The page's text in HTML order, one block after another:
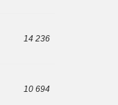
14 236
10 694